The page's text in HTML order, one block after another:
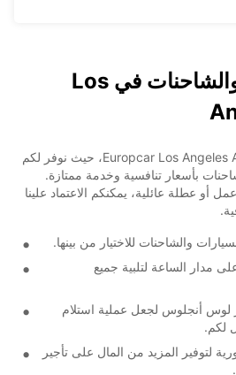
تأجير السيارات والشاحنات في Los
مرحباً بكم في موقع Europcar Los Angeles Airport، حيث نوفر لكم
بأسعار تنافسية وخدمة ممتازة.
أو عطلة عائلية، يمكنكم الاعتماد علينا
والشاحنات للاختيار من بينها.
مدار الساعة لتلبية جميع
أنجلوس لجعل عملية استلام
لكم.
لتوفير المزيد من المال على تأجير